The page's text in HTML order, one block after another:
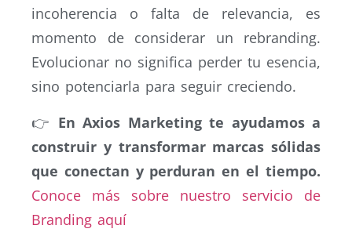
incoherencia o falta de relevancia, es
momento de considerar un rebranding.
Evolucionar no significa perder tu esencia,
sino potenciarla para seguir creciendo.
👉 En Axios Marketing te ayudamos a
construir y transformar marcas sólidas
que conectan y perduran en el tiempo.
Conoce más sobre nuestro servicio de
Branding aquí